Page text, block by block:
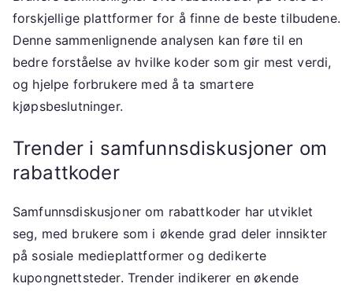
forskjellige plattformer for å finne de beste tilbudene.
Denne sammenlignende analysen kan føre til en
bedre forståelse av hvilke koder som gir mest verdi,
og hjelpe forbrukere med å ta smartere
kjøpsbeslutninger.
Trender i samfunnsdiskusjoner om
rabattkoder
Samfunnsdiskusjoner om rabattkoder har utviklet
seg, med brukere som i økende grad deler innsikter
på sosiale medieplattformer og dedikerte
kupongnettsteder. Trender indikerer en økende